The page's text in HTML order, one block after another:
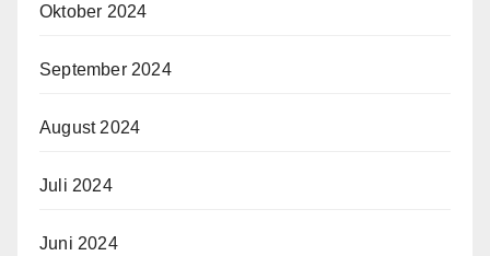
Oktober 2024
September 2024
August 2024
Juli 2024
Juni 2024